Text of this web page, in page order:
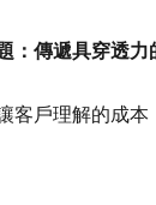
：傳遞具穿透力
客戶理解的成